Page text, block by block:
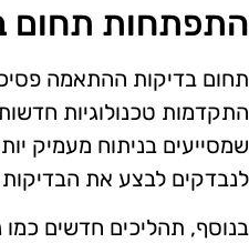
התפתחות תחום
תחום בדיקות ההתאמה
התקדמות טכנולוגיות
שמסייעים בניתוח מעמיק
לנבדקים לבצע את
בנוסף, תהליכים חדשים